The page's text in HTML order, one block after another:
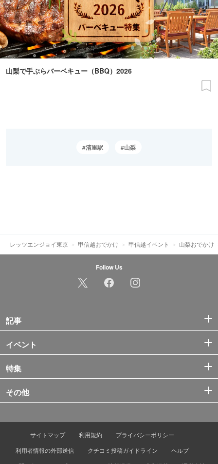
山梨で手ぶらバーベキュー（BBQ）2026
清里駅 山梨
レッツエンジョイ東京 甲信越おでかけ 甲信越イベント 山梨おでかけ
Follow Us
記事
イベント
特集
その他
サイトマップ 利用規約
プライバシーポリシー
利用者情報の外部送信
クチコミ投稿ガイドライン
ヘルプ